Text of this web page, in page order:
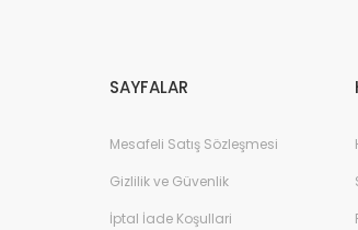
SAYFALAR
Mesafeli Satış Sözleşmesi
Gizlilik ve Güvenlik
İptal İade Koşullari